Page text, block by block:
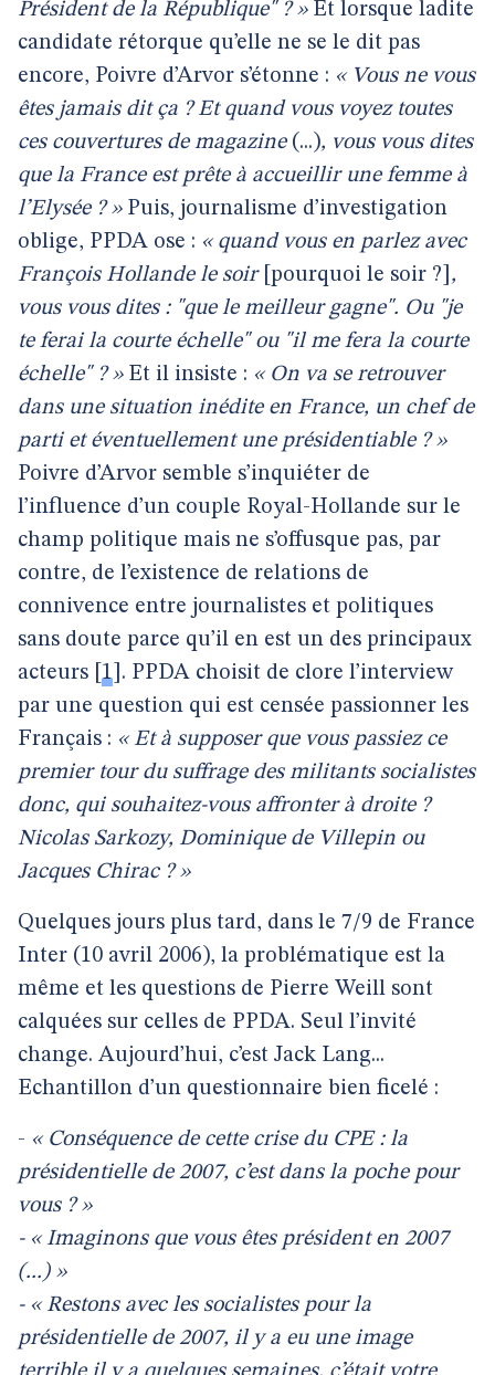
Président de la République" ? »Et lorsque ladite
candidate rétorque qu’elle ne se le dit pas
encore, Poivre d’Arvor s’étonne : « Vous ne vous
êtes jamais dit ça ? Et quand vous voyez toutes
ces couvertures de magazine (...), vous vous dites
que la France est prête à accueillir une femme à
l’Elysée ? » Puis, journalisme d’investigation
oblige, PPDA ose : « quand vous en parlez avec
François Hollande le soir [pourquoi le soir ?] ,
vous vous dites : "que le meilleur gagne". Ou "je
te ferai la courte échelle" ou "il me fera la courte
échelle" ? »Et il insiste : « On va se retrouver
dans une situation inédite en France, un chef de
parti et éventuellement une présidentiable ? »
Poivre d’Arvor semble s’inquiéter de
l’influence d’un couple Royal-Hollande sur le
champ politique mais ne s’offusque pas, par
contre, de l’existence de relations de
connivence entre journalistes et politiques
sans doute parce qu’il en est un des principaux
acteurs 1 . PPDA choisit de clore l’interview
par une question qui est censée passionner les
Français : « Et à supposer que vous passiez ce
premier tour du suffrage des militants socialistes
donc, qui souhaitez-vous affronter à droite ?
Nicolas Sarkozy, Dominique de Villepin ou
Jacques Chirac ? »
Quelques jours plus tard, dans le 7/9 de France
Inter (10 avril 2006), la problématique est la
même et les questions de Pierre Weill sont
calquées sur celles de PPDA. Seul l’invité
change. Aujourd’hui, c’est Jack Lang...
Echantillon d’un questionnaire bien ficelé :
- « Conséquence de cette crise du CPE : la
présidentielle de 2007, c’est dans la poche pour
vous ? »
- « Imaginons que vous êtes président en 2007
(...) »
- « Restons avec les socialistes pour la
présidentielle de 2007, il y a eu une image